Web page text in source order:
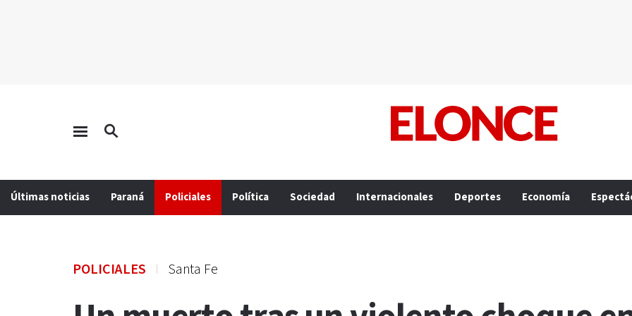
Últimas noticias Paraná Policiales Política Sociedad Internacionales Deportes Economía
POLICIALES Santa Fe